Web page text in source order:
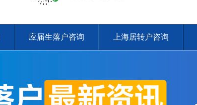
应届生落户咨询 上海居转户咨询